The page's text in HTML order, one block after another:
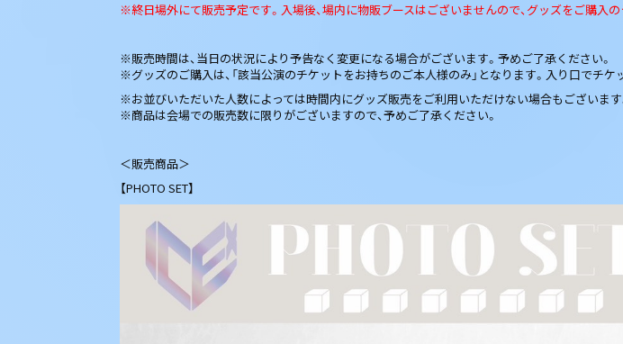
※終日場外にて販売予定です。入場後、場内に物販ブースはございませんので、グッズをご購入の
※販売時間は、当日の状況により予告なく変更になる場合がございます。予めご了承ください。
※グッズのご購入は、「該当公演のチケットをお持ちのご本人様のみ」となります。入り口でチケ
※お並びいただいた人数によっては時間内にグッズ販売をご利用いただけない場合もございます
※商品は会場での販売数に限りがございますので、予めご了承ください。
＜販売商品＞
【PHOTO SET】